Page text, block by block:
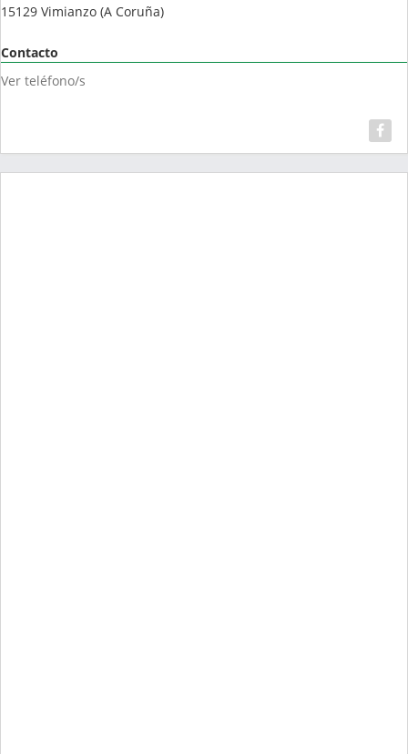
15129 Vimianzo (A Coruña)
Contacto
Ver teléfono/s